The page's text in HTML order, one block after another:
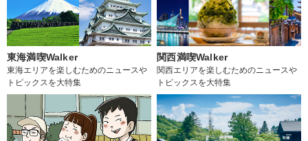
東海満喫Walker
東海エリアを楽しむためのニュースや
トピックスを大特集
関西満喫Walker
関西エリアを楽しむためのニュースや
トピックスを大特集